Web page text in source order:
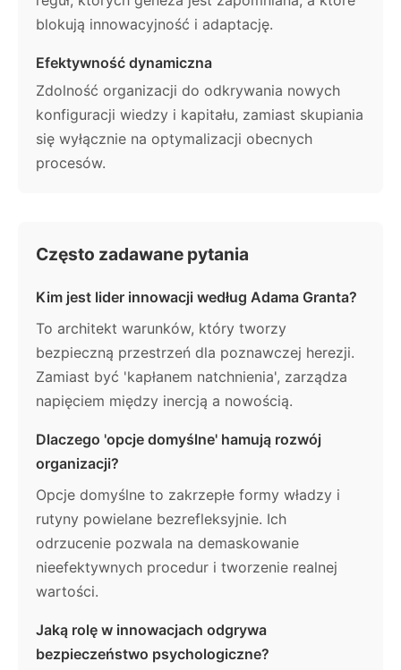
blokują innowacyjność i adaptację.
Efektywność dynamiczna
Zdolność organizacji do odkrywania nowych
konfiguracji wiedzy i kapitału, zamiast skupiania
się wyłącznie na optymalizacji obecnych
procesów.
Często zadawane pytania
Kim jest lider innowacji według Adama Granta?
To architekt warunków, który tworzy
bezpieczną przestrzeń dla poznawczej herezji.
Zamiast być 'kapłanem natchnienia', zarządza
napięciem między inercją a nowością.
Dlaczego 'opcje domyślne' hamują rozwój
organizacji?
Opcje domyślne to zakrzepłe formy władzy i
rutyny powielane bezrefleksyjnie. Ich
odrzucenie pozwala na demaskowanie
nieefektywnych procedur i tworzenie realnej
wartości.
Jaką rolę w innowacjach odgrywa
bezpieczeństwo psychologiczne?